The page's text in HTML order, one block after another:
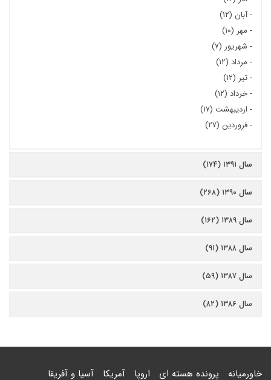
-آبان (۱۲)
- مهر (۱۰)
- شهریور (۷)
- مرداد (۱۲)
-تیر (۱۲)
-خرداد (۱۲)
- اردیبهشت (۱۷)
-فروردین (۲۷)
سال ۱۳۹۱ (۱۷۴)
سال ۱۳۹۰ (۲۶۸)
سال ۱۳۸۹ (۱۶۲)
سال ۱۳۸۸ (۹۱)
سال ۱۳۸۷ (۵۹)
سال ۱۳۸۶ (۸۲)
خاورمیانه پرونده هسته ای اروپا آمریکا آسیا و آفریقا